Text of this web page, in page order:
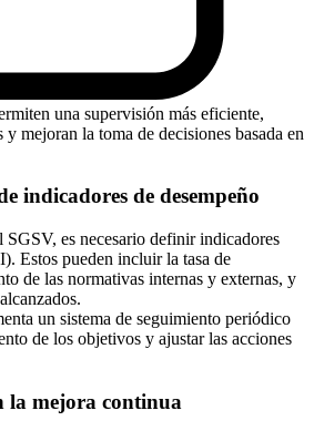
una supervisión más eficiente,
y mejoran la toma de decisiones basada en
indicadores de desempeño
SGSV, es necesario definir indicadores
Estos pueden incluir la tasa de
de las normativas internas y externas, y
un sistema de seguimiento periódico
de los objetivos y ajustar las acciones
la mejora continua